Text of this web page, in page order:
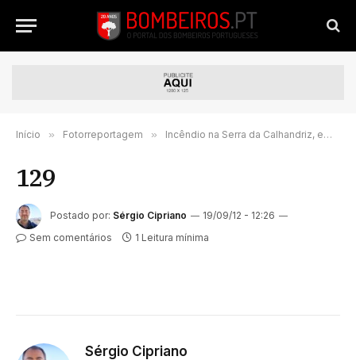
Início » Fotorreportagem » Incêndio na Serra da Calhandriz, em Alverca
129
Postado por: Sérgio Cipriano
19/09/12 - 12:26
Sem comentários
1 Leitura mínima
Sérgio Cipriano